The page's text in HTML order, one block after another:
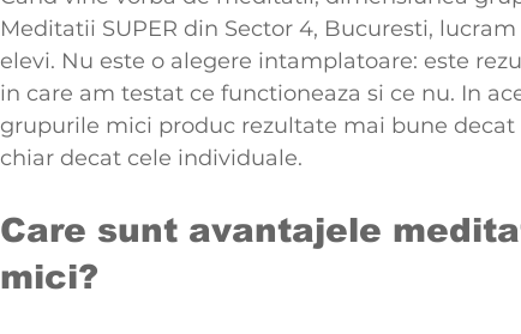
Meditatii SUPER din Sector 4, Bucuresti,
elevi. Nu este o alegere intamplatoare: este
in care am testat ce functioneaza si ce nu. In
grupurile mici produc rezultate mai bune
chiar decat cele individuale.
Care sunt avantajele
mici?